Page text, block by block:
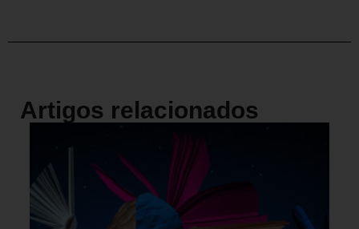
Artigos relacionados